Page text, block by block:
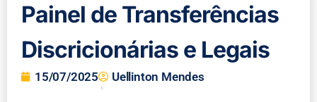
Painel de Transferências
Discricionárias e Legais
15/07/2025 Uellinton Mendes